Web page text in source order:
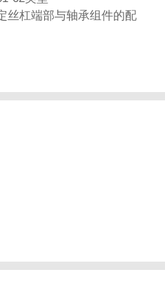
丝杠端部与轴承组件的配